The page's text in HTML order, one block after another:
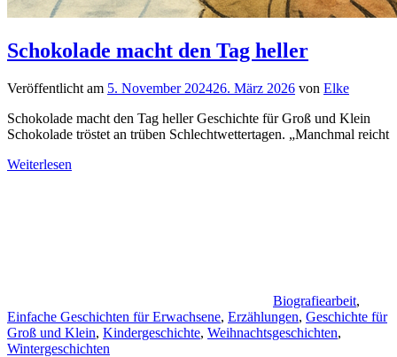
Schokolade macht den Tag heller
Veröffentlicht am 5. November 202426. März 2026 von Elke
Schokolade macht den Tag heller Geschichte für Groß und Klein
Schokolade tröstet an trüben Schlechtwettertagen. „Manchmal reicht
Weiterlesen
Biografiearbeit,
Einfache Geschichten für Erwachsene, Erzählungen, Geschichte für
Groß und Klein, Kindergeschichte, Weihnachtsgeschichten,
Wintergeschichten